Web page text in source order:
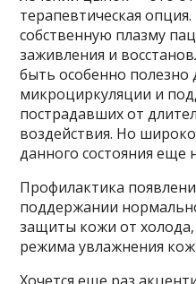
терапевтическая
собственную плазму
заживления и
быть особенно полезно
микроциркуляции и
пострадавших от
воздействия. Но
данного состояния еще
Профилактика
поддержании
защиты кожи от
режима увлажнения